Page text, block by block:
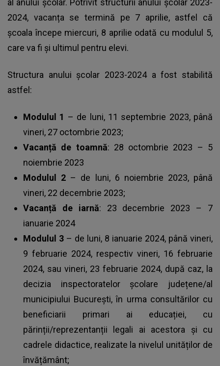
al anului școlar. Potrivit structurii anului școlar 2023-
2024, vacanța se termină pe 7 aprilie, astfel că
școala începe miercuri, 8 aprilie odată cu modulul 5,
care va fi și ultimul pentru elevi.
Structura anului școlar 2023-2024 a fost stabilită
astfel:
Modulul 1 – de luni, 11 septembrie 2023, până
vineri, 27 octombrie 2023;
Vacanță de toamnă: 28 octombrie 2023 – 5
noiembrie 2023
Modulul 2 – de luni, 6 noiembrie 2023, până
vineri, 22 decembrie 2023;
Vacanță de iarnă: 23 decembrie 2023 – 7
ianuarie 2024
Modulul 3 – de luni, 8 ianuarie 2024, până vineri,
9 februarie 2024, respectiv vineri, 16 februarie
2024, sau vineri, 23 februarie 2024, după caz, la
decizia inspectoratelor școlare județene/al
municipiului București, în urma consultărilor cu
beneficiarii primari ai educației, cu
părinții/reprezentanții legali ai acestora și cu
cadrele didactice, realizate la nivelul unităților de
învățământ;